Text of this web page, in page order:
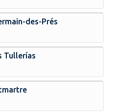
des-Prés
Tullerías